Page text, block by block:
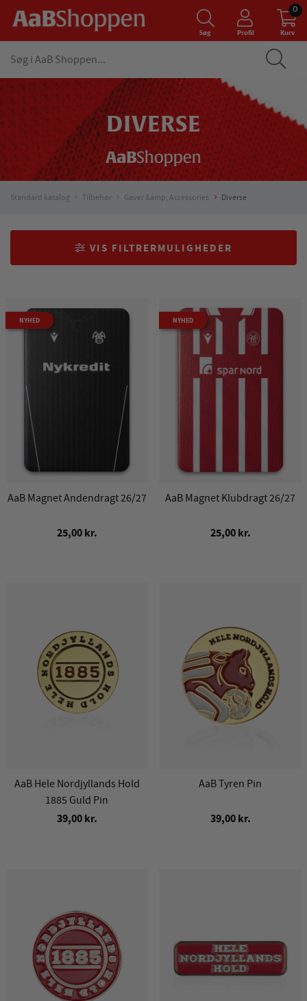
Søg Profil Kurv
0
DIVERSE
Standard katalog Tilbehør Gaver &amp; Accessories Diverse
VIS FILTRERMULIGHEDER
NYHED
AaB Magnet Andendragt 26/27
25,00 kr.
NYHED
AaB Magnet Klubdragt 26/27
25,00 kr.
AaB Hele Nordjyllands Hold
1885 Guld Pin
39,00 kr.
AaB Tyren Pin
39,00 kr.